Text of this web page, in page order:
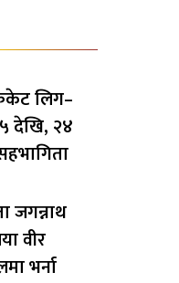
लिग–
देखि, २४
जगन्नाथ
वीर
भर्ना